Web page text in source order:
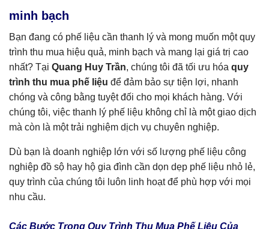
minh bạch
Bạn đang có phế liệu cần thanh lý và mong muốn một quy
trình thu mua hiệu quả, minh bạch và mang lại giá trị cao
nhất? Tại Quang Huy Trần, chúng tôi đã tối ưu hóa quy
trình thu mua phế liệu để đảm bảo sự tiện lợi, nhanh
chóng và công bằng tuyệt đối cho mọi khách hàng. Với
chúng tôi, việc thanh lý phế liệu không chỉ là một giao dịch
mà còn là một trải nghiệm dịch vụ chuyên nghiệp.
Dù bạn là doanh nghiệp lớn với số lượng phế liệu công
nghiệp đồ sộ hay hộ gia đình cần dọn dẹp phế liệu nhỏ lẻ,
quy trình của chúng tôi luôn linh hoạt để phù hợp với mọi
nhu cầu.
Các Bước Trong Quy Trình Thu Mua Phế Liệu Của